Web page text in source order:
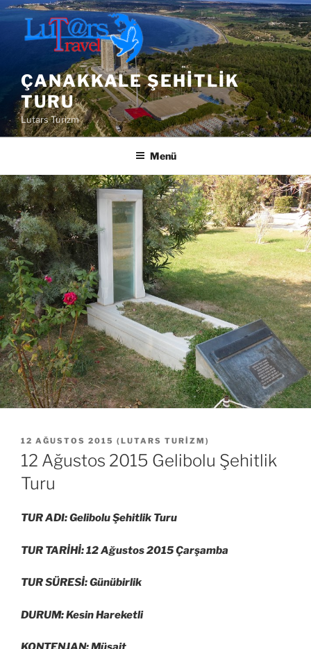
İçeriğe
geç
ÇANAKKALE ŞEHITLIK
TURU
Lutars Turizm
Menü
YAYIM
TARIHI
12 AĞUSTOS 2015 ( LUTARS TURIZM )
12 Ağustos 2015 Gelibolu Şehitlik
Turu
TUR ADI: Gelibolu Şehitlik Turu
TUR TARİHİ: 12 Ağustos 2015 Çarşamba
TUR SÜRESİ: Günübirlik
DURUM: Kesin Hareketli